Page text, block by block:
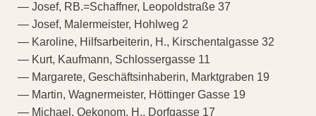
— Josef, RB.=Schaffner, Leopoldstraße 37
— Josef, Malermeister, Hohlweg 2
— Karoline, Hilfsarbeiterin, H., Kirschentalgasse 32
— Kurt, Kaufmann, Schlossergasse 11
— Margarete, Geschäftsinhaberin, Marktgraben 19
— Martin, Wagnermeister, Höttinger Gasse 19
— Michael, Oekonom, H., Dorfgasse 17